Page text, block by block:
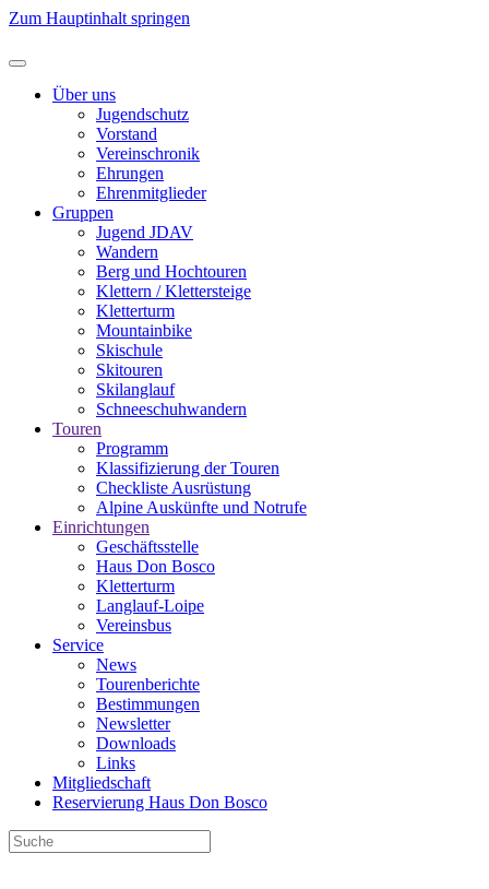
Zum Hauptinhalt springen
Über uns
Jugendschutz
Vorstand
Vereinschronik
Ehrungen
Ehrenmitglieder
Gruppen
Jugend JDAV
Wandern
Berg und Hochtouren
Klettern / Klettersteige
Kletterturm
Mountainbike
Skischule
Skitouren
Skilanglauf
Schneeschuhwandern
Touren
Programm
Klassifizierung der Touren
Checkliste Ausrüstung
Alpine Auskünfte und Notrufe
Einrichtungen
Geschäftsstelle
Haus Don Bosco
Kletterturm
Langlauf-Loipe
Vereinsbus
Service
News
Tourenberichte
Bestimmungen
Newsletter
Downloads
Links
Mitgliedschaft
Reservierung Haus Don Bosco